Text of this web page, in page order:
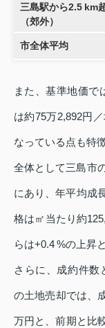
三島駅から2.5 km
（郊外）
市全体平均
また、基準地価で
は約75万2,892円
なっている点も特
全体として三島市
にあり、年平均成
格は㎡当たり約
らは+0.4 %の上昇
さらに、成約件数
の土地売却では、
万円と、前期と比